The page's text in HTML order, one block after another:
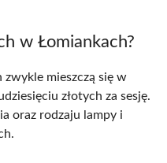
w Łomiankach?
mieszczą się w
złotych za sesję.
oraz rodzaju lampy i